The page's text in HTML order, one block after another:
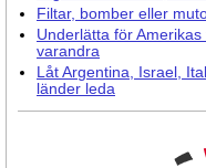
Filtar, bomber eller
Underlätta för
varandra
Låt Argentina, Israel,
länder leda